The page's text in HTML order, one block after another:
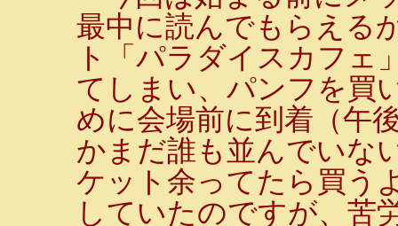
最中に読んでもらえる
ト「パラダイスカフェ
てしまい、パンフを買
めに会場前に到着（午
かまだ誰も並んでいな
ケット余ってたら買う
していたのですが、苦